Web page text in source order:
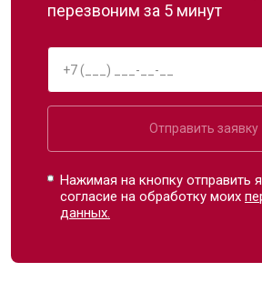
перезвоним за 5 минут
Отправить заявку
Нажимая на кнопку отправить
согласие на обработку моих
данных.